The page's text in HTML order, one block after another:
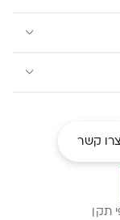
צרו קשר
תקן